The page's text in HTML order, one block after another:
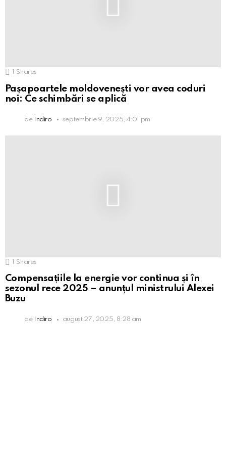
1 Shares
Pașapoartele moldovenești vor avea coduri
noi: Ce schimbări se aplică
de Indiro septembrie 9, 2025, 4:01 pm
1 Shares
Compensațiile la energie vor continua și în
sezonul rece 2025 – anunțul ministrului Alexei
Buzu
de Indiro august 27, 2025, 8:28 am